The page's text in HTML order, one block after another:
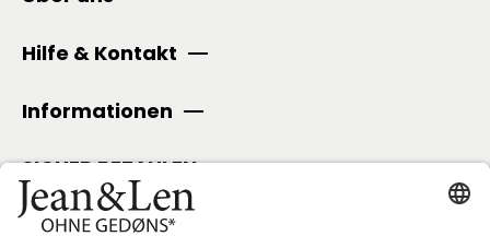
Hilfe & Kontakt
Informationen
SICHER BEZAHLEN